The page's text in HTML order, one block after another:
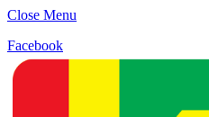
Close Menu
Facebook